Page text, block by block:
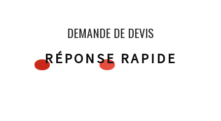
DEMANDE DE DEVIS
RÉPONSE RAPIDE